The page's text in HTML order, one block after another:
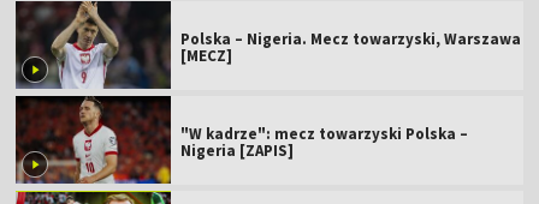
Polska – Nigeria. Mecz towarzyski, Warszawa
[MECZ]
"W kadrze": mecz towarzyski Polska –
Nigeria [ZAPIS]